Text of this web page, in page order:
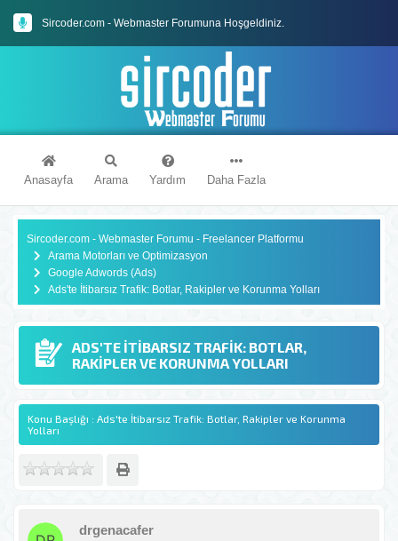
Sircoder.com Webmaster Forumu Kuralları
Sircoder.com - Webmaster Forumuna Hoşgeldiniz.
Anasayfa Arama Yardım Daha Fazla
Sircoder.com - Webmaster Forumu - Freelancer Platformu
Arama Motorları ve Optimizasyon
Google Adwords (Ads)
Ads'te İtibarsız Trafik: Botlar, Rakipler ve Korunma Yolları
ADS'TE İTIBARSIZ TRAFIK: BOTLAR,
RAKIPLER VE KORUNMA YOLLARI
Konu Başlığı : Ads'te İtibarsız Trafik: Botlar, Rakipler ve Korunma
Yolları
drgenacafer